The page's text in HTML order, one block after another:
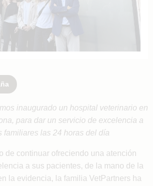
inaugurado un hospital veterinario en
para dar un servicio de excelencia a
familiares las 24 horas del día
de continuar ofreciendo una atención
a sus pacientes, de la mano de la
la evidencia, la familia VetPartners ha